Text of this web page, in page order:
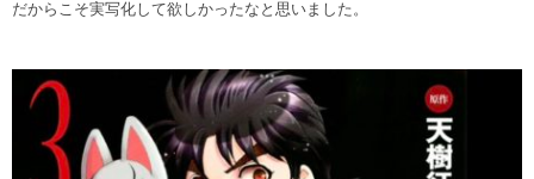
だからこそ実写化して欲しかったなと思いました。